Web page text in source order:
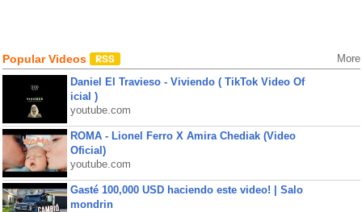
Popular Videos More
Daniel El Travieso - Viviendo ( TikTok Video Of
icial )
youtube.com
ROMA - Lionel Ferro X Amira Chediak (Video
Oficial)
youtube.com
Gasté 100,000 USD haciendo este video! | Salo
mondrin